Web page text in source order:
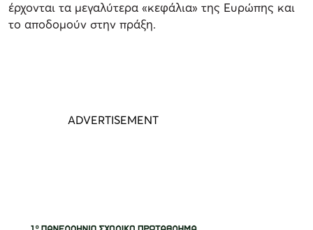
έρχονται τα μεγαλύτερα «κεφάλια» της Ευρώπης και
το αποδομούν στην πράξη.